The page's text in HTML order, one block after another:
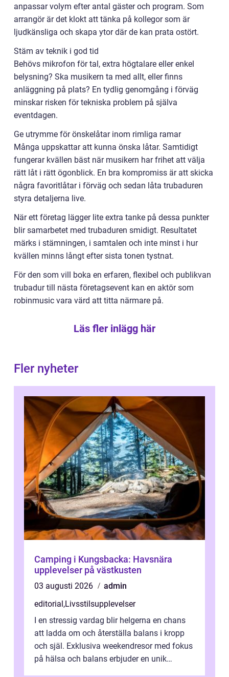
anpassar volym efter antal gäster och program. Som
arrangör är det klokt att tänka på kollegor som är
ljudkänsliga och skapa ytor där de kan prata ostört.
Stäm av teknik i god tid
Behövs mikrofon för tal, extra högtalare eller enkel
belysning? Ska musikern ta med allt, eller finns
anläggning på plats? En tydlig genomgång i förväg
minskar risken för tekniska problem på själva
eventdagen.
Ge utrymme för önskelåtar inom rimliga ramar
Många uppskattar att kunna önska låtar. Samtidigt
fungerar kvällen bäst när musikern har frihet att välja
rätt låt i rätt ögonblick. En bra kompromiss är att skicka
några favoritlåtar i förväg och sedan låta trubaduren
styra detaljerna live.
När ett företag lägger lite extra tanke på dessa punkter
blir samarbetet med trubaduren smidigt. Resultatet
märks i stämningen, i samtalen och inte minst i hur
kvällen minns långt efter sista tonen tystnat.
För den som vill boka en erfaren, flexibel och publikvan
trubadur till nästa företagsevent kan en aktör som
robinmusic vara värd att titta närmare på.
Läs fler inlägg här
Fler nyheter
Camping i Kungsbacka: Havsnära
upplevelser på västkusten
03 augusti 2026
admin
editorial,Livsstilsupplevelser
I en stressig vardag blir helgerna en chans
att ladda om och återställa balans i kropp
och själ. Exklusiva weekendresor med fokus
på hälsa och balans erbjuder en unik